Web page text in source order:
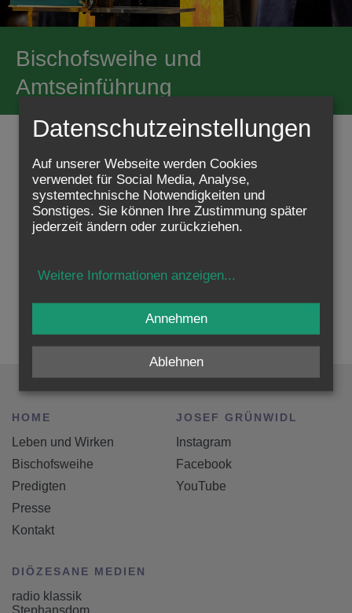
Bischofsweihe und
Amtseinführung
freut sich auf dieFeier der Bischofsweihe und
Amtseinführung
unseres neuen ErzbischofsJosef Grünwidl
amSamstag, 24. Jänner 2026, um 14.00 Uhr
im Dom zu St. Stephan in Wien.
HOME
Leben und Wirken
Bischofsweihe
Predigten
Presse
Kontakt
JOSEF GRÜNWIDL
Instagram
Facebook
YouTube
DIÖZESANE MEDIEN
radio klassik
Stephansdom
Datenschutzeinstellungen
Auf unserer Webseite werden Cookies
verwendet für Social Media, Analyse,
systemtechnische Notwendigkeiten und
Sonstiges. Sie können Ihre Zustimmung später
jederzeit ändern oder zurückziehen.
Weitere Informationen anzeigen...
Ablehnen
Annehmen